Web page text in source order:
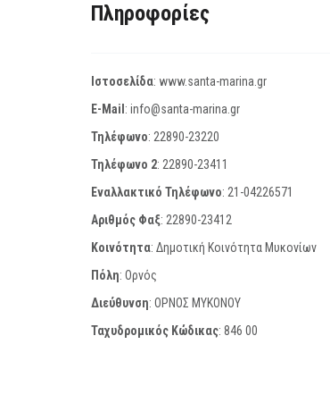
Πληροφορίες
Ιστοσελίδα: www.santa-marina.gr
E-Mail : info@santa-marina.gr
Τηλέφωνο: 22890-23220
Τηλέφωνο 2: 22890-23411
Εναλλακτικό Τηλέφωνο: 21-04226571
Αριθμός Φαξ: 22890-23412
Κοινότητα: Δημοτική Κοινότητα Μυκονίων
Πόλη: Ορνός
Διεύθυνση: ΟΡΝΟΣ ΜΥΚΟΝΟΥ
Ταχυδρομικός Κώδικας: 846 00